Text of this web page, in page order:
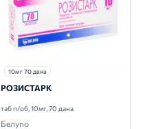
10мг 70 дана
РОЗИСТАРК
таб п/об, 10мг, 70 дана
Белупо